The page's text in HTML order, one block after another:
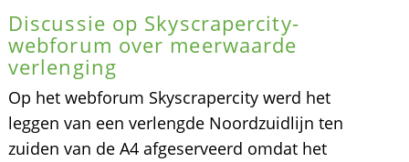
Discussie op Skyscrapercity-
webforum over meerwaarde
verlenging
Op het webforum Skyscrapercity werd het
leggen van een verlengde Noordzuidlijn ten
zuiden van de A4 afgeserveerd omdat het